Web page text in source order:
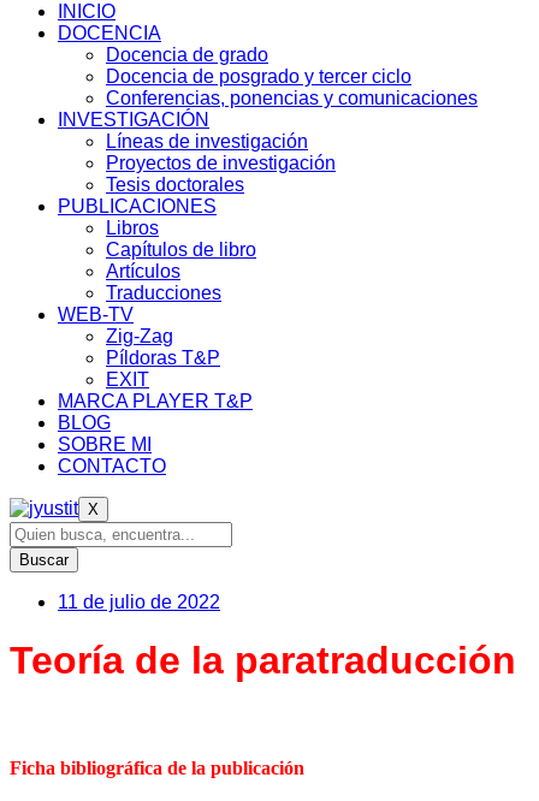
INICIO
DOCENCIA
Docencia de grado
Docencia de posgrado y tercer ciclo
Conferencias, ponencias y comunicaciones
INVESTIGACIÓN
Líneas de investigación
Proyectos de investigación
Tesis doctorales
PUBLICACIONES
Libros
Capítulos de libro
Artículos
Traducciones
WEB-TV
Zig-Zag
Píldoras T&P
EXIT
MARCA PLAYER T&P
BLOG
SOBRE MI
CONTACTO
X
Buscar
11 de julio de 2022
Teoría de la paratraducción
Ficha bibliográfica de la publicación